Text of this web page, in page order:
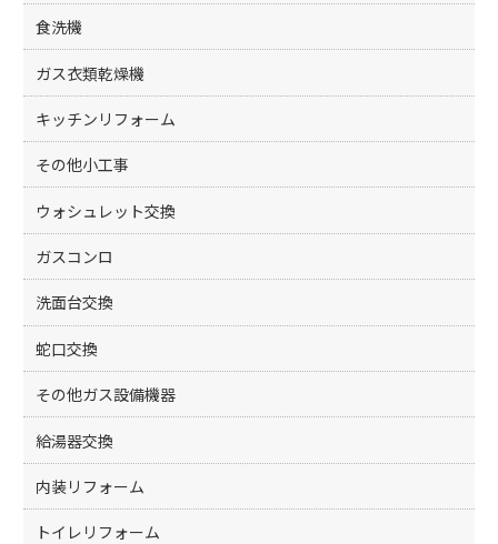
食洗機
ガス衣類乾燥機
キッチンリフォーム
その他小工事
ウォシュレット交換
ガスコンロ
洗面台交換
蛇口交換
その他ガス設備機器
給湯器交換
内装リフォーム
トイレリフォーム